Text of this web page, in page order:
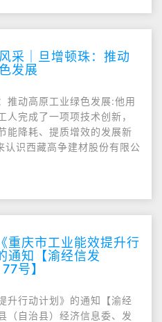
采｜旦增顿珠：推动
发展
推动高原工业绿色发展:他用
完成了一项项技术创新，
能降耗、提质增效的发展新
认识西藏高争建材股份有限公
重庆市工业能效提升行
通知【渝经信发
号】
升行动计划》的通知【渝经
（自治县）经济信息委、发